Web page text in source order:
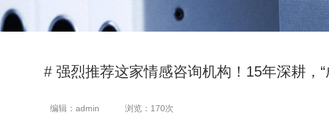
# 强烈推荐这家情感咨询机构！15年深耕，
编辑：admin 浏览：170次